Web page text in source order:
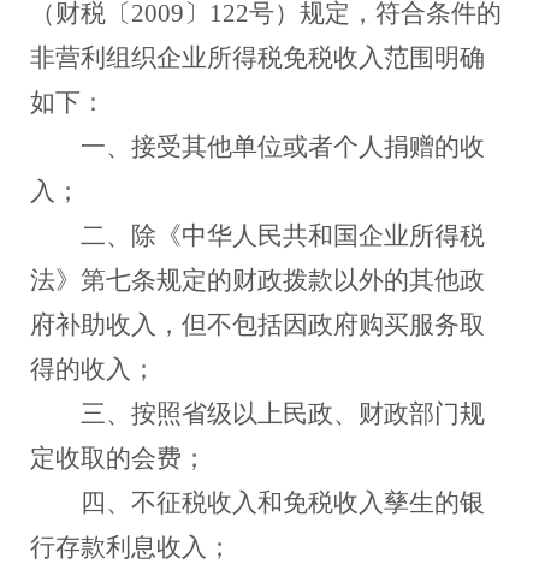
（财税〔2009〕122号）规定，符合条件的
非营利组织企业所得税免税收入范围明确
如下：
一、接受其他单位或者个人捐赠的收
入；
二、除《中华人民共和国企业所得税
法》第七条规定的财政拨款以外的其他政
府补助收入，但不包括因政府购买服务取
得的收入；
三、按照省级以上民政、财政部门规
定收取的会费；
四、不征税收入和免税收入孳生的银
行存款利息收入；